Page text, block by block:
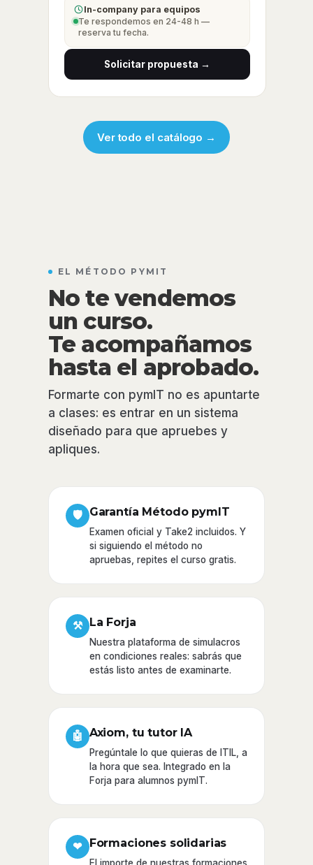
In-company para equipos
Te respondemos en 24-48 h —
reserva tu fecha.
Solicitar propuesta →
Ver todo el catálogo →
EL MÉTODO PYMIT
No te vendemos
un curso.
Te acompañamos
hasta el aprobado.
Formarte con pymIT no es apuntarte
a clases: es entrar en un sistema
diseñado para que apruebes y
apliques.
🛡 Garantía Método pymIT
Examen oficial y Take2 incluidos. Y
si siguiendo el método no
apruebas, repites el curso gratis.
⚒ La Forja
Nuestra plataforma de simulacros
en condiciones reales: sabrás que
estás listo antes de examinarte.
🤖 Axiom, tu tutor IA
Pregúntale lo que quieras de ITIL, a
la hora que sea. Integrado en la
Forja para alumnos pymIT.
❤ Formaciones solidarias